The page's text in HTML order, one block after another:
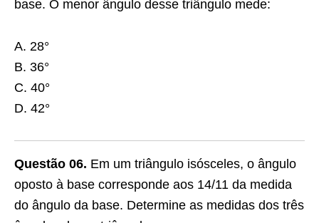
base. O menor ângulo desse triângulo mede:
A. 28°
B. 36°
C. 40°
D. 42°
Questão 06. Em um triângulo isósceles, o ângulo
oposto à base corresponde aos 14/11 da medida
do ângulo da base. Determine as medidas dos três